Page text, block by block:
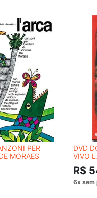
PER
MORAES
DVD
VIVO
R$